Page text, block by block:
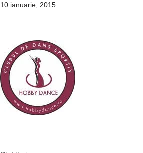
10 ianuarie, 2015